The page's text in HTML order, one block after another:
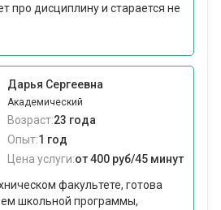
про дисциплину и старается не
Дарья Сергеевна
Академический
Возраст:23 года
Опыт:1 год
Цена услуги:от 400 руб/45 минут
факультете, готова
школьной программы,